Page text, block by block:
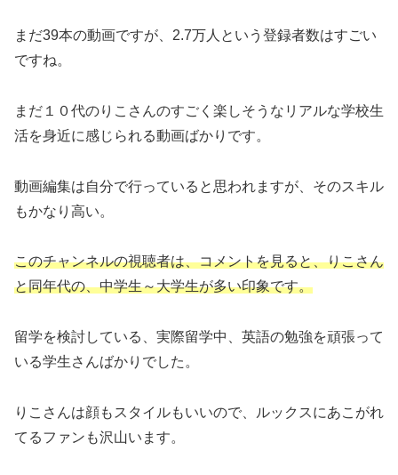
まだ39本の動画ですが、2.7万人という登録者数はすごい
ですね。
まだ１０代のりこさんのすごく楽しそうなリアルな学校生
活を身近に感じられる動画ばかりです。
動画編集は自分で行っていると思われますが、そのスキル
もかなり高い。
このチャンネルの視聴者は、コメントを見ると、りこさん
と同年代の、中学生～大学生が多い印象です。
留学を検討している、実際留学中、英語の勉強を頑張って
いる学生さんばかりでした。
りこさんは顔もスタイルもいいので、ルックスにあこがれ
てるファンも沢山います。